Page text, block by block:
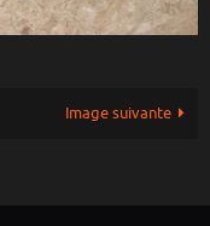
Image suivante